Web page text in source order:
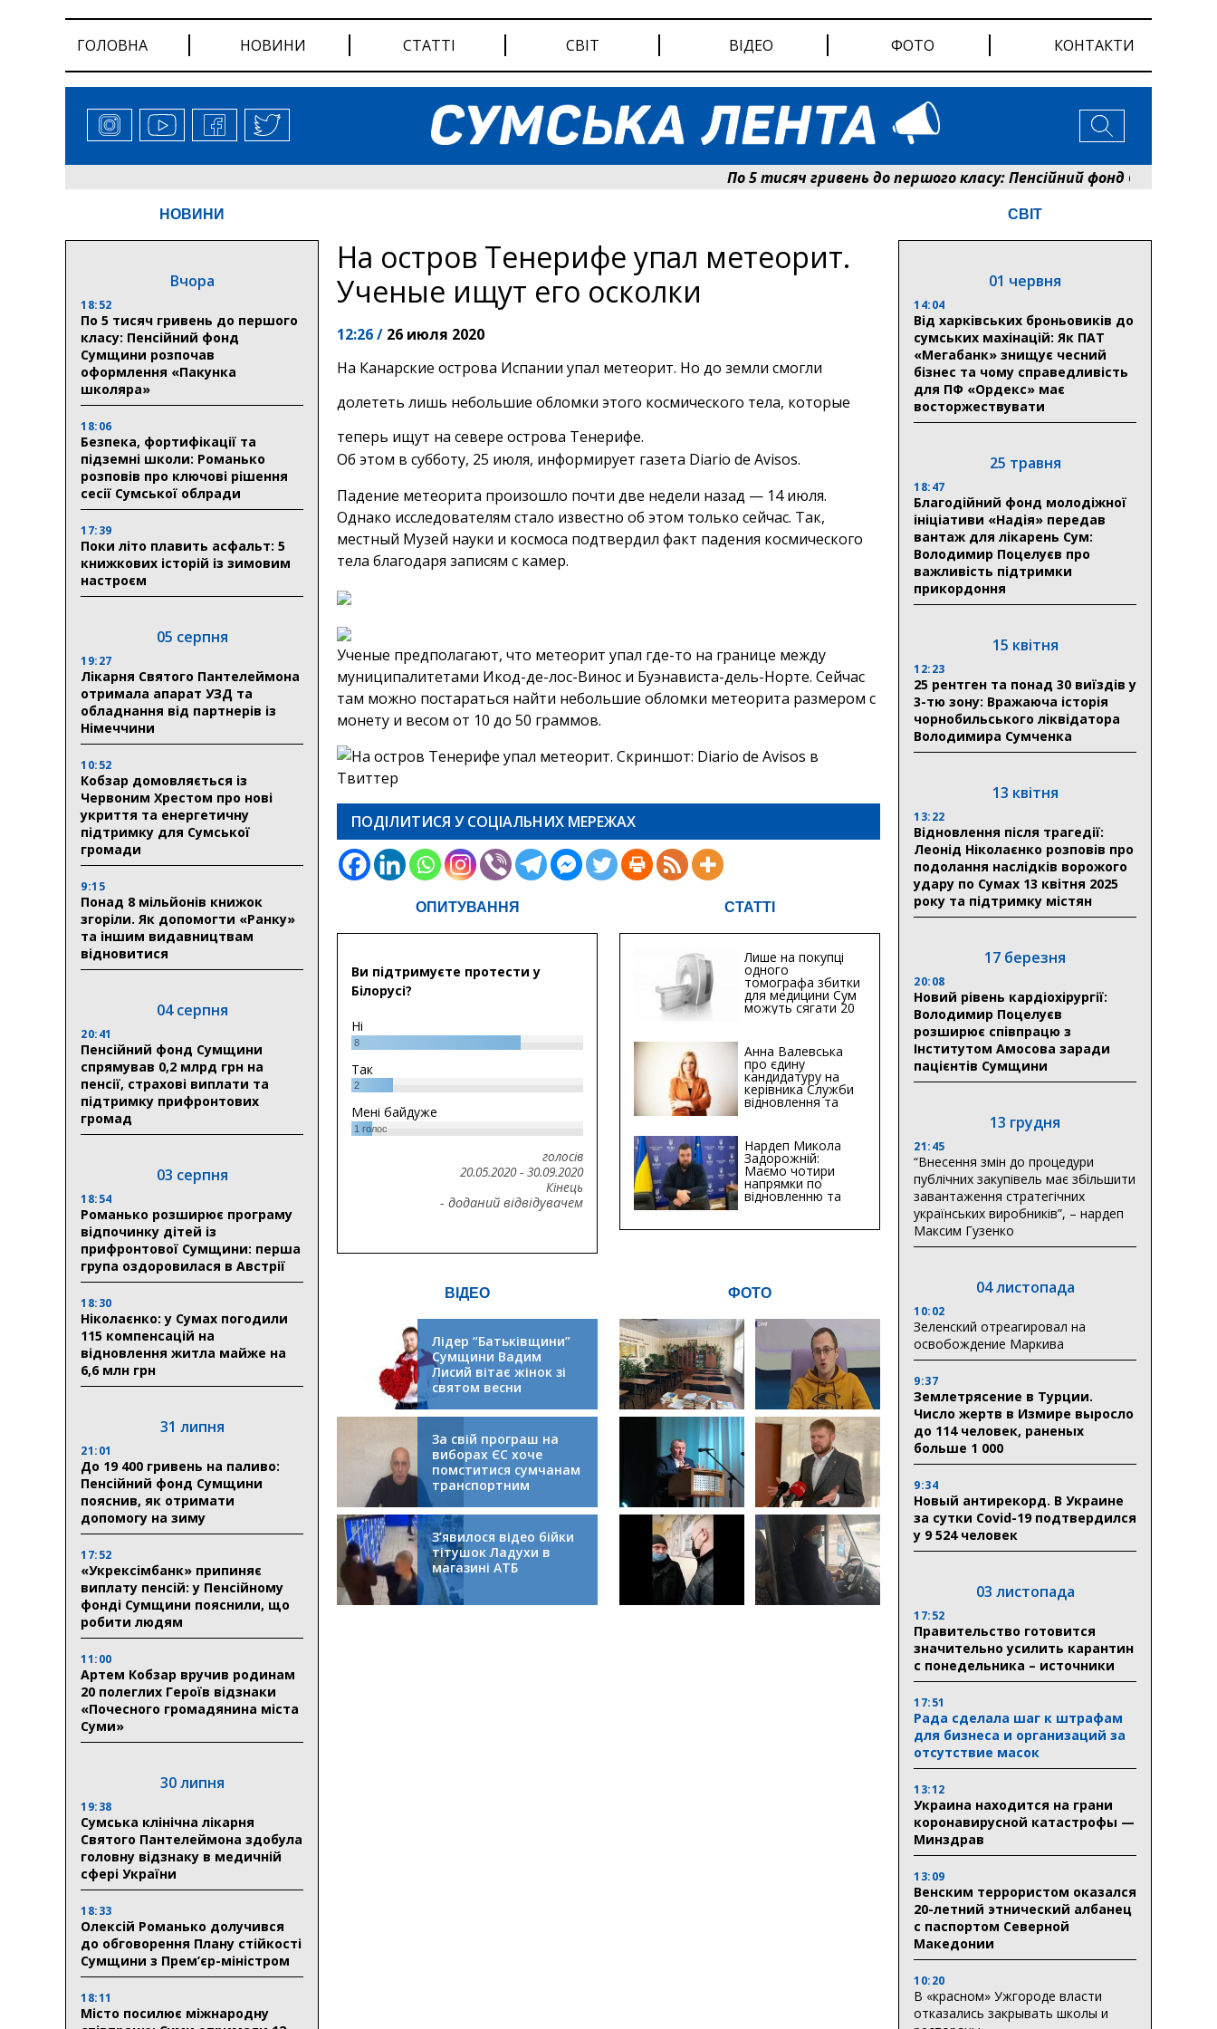
ГОЛОВНА НОВИНИ СТАТТІ СВІТ ВІДЕО ФОТО КОНТАКТИ
По 5 тисяч гривень до першого класу: Пенсійний фонд Сумщини
НОВИНИ
Вчора
18:52
По 5 тисяч гривень до першого
класу: Пенсійний фонд
Сумщини розпочав
оформлення «Пакунка
школяра»
18:06
Безпека, фортифікації та
підземні школи: Романько
розповів про ключові рішення
сесії Сумської облради
17:39
Поки літо плавить асфальт: 5
книжкових історій із зимовим
настроєм
05 серпня
19:27
Лікарня Святого Пантелеймона
отримала апарат УЗД та
обладнання від партнерів із
Німеччини
10:52
Кобзар домовляється із
Червоним Хрестом про нові
укриття та енергетичну
підтримку для Сумської
громади
9:15
Понад 8 мільйонів книжок
згоріли. Як допомогти «Ранку»
та іншим видавництвам
відновитися
04 серпня
20:41
Пенсійний фонд Сумщини
спрямував 0,2 млрд грн на
пенсії, страхові виплати та
підтримку прифронтових
громад
03 серпня
18:54
Романько розширює програму
відпочинку дітей із
прифронтової Сумщини: перша
група оздоровилася в Австрії
18:30
Ніколаєнко: у Сумах погодили
115 компенсацій на
відновлення житла майже на
6,6 млн грн
31 липня
21:01
До 19 400 гривень на паливо:
Пенсійний фонд Сумщини
пояснив, як отримати
допомогу на зиму
17:52
«Укрексімбанк» припиняє
виплату пенсій: у Пенсійному
фонді Сумщини пояснили, що
робити людям
11:00
Артем Кобзар вручив родинам
20 полеглих Героїв відзнаки
«Почесного громадянина міста
Суми»
30 липня
19:38
Сумська клінічна лікарня
Святого Пантелеймона здобула
головну відзнаку в медичній
сфері України
18:33
Олексій Романько долучився
до обговорення Плану стійкості
Сумщини з Прем’єр-міністром
18:11
Місто посилює міжнародну
На остров Тенерифе упал метеорит.
Ученые ищут его осколки
12:26 / 26 июля 2020
На Канарские острова Испании упал метеорит. Но до земли смогли
долететь лишь небольшие обломки этого космического тела, которые
теперь ищут на севере острова Тенерифе.
Об этом в субботу, 25 июля, информирует газета Diario de Avisos.
Падение метеорита произошло почти две недели назад — 14 июля.
Однако исследователям стало известно об этом только сейчас. Так,
местный Музей науки и космоса подтвердил факт падения космического
тела благодаря записям с камер.
Ученые предполагают, что метеорит упал где-то на границе между
муниципалитетами Икод-де-лос-Винос и Буэнависта-дель-Норте. Сейчас
там можно постараться найти небольшие обломки метеорита размером с
монету и весом от 10 до 50 граммов.
ПОДІЛИТИСЯ У СОЦІАЛЬНИХ МЕРЕЖАХ
ОПИТУВАННЯ
Ви підтримуєте протести у
Білорусі?
Ні
8
Так
2
Мені байдуже
1голос
голосів
20.05.2020- 30.09.2020
Кінець
- доданий відвідувачем
СТАТТІ
Лише на покупці
одного
томографа збитки
для медицини Сум
можуть сягати 20
мільйонів гривень
Анна Валевська
про єдину
кандидатуру на
керівника Служби
відновлення та
інфраструктури у
Хіба...
Нардеп Микола
Задорожній:
Маємо чотири
напрямки по
відновленню та
будівництву
інфраструктури
ВІДЕО
Лідер “Батьківщини”
Сумщини Вадим
Лисий вітає жінок зі
святом весни
За свій програш на
виборах ЄС хоче
помститися сумчанам
транспортним
колапсом
З’явилося відео бійки
тітушок Ладухи в
магазині АТБ
ФОТО
СВІТ
01 червня
14:04
Від харківських броньовиків до
сумських махінацій: Як ПАТ
«Мегабанк» знищує чесний
бізнес та чому справедливість
для ПФ «Ордекс» має
восторжествувати
25 травня
18:47
Благодійний фонд молодіжної
ініціативи «Надія» передав
вантаж для лікарень Сум:
Володимир Поцелуєв про
важливість підтримки
прикордоння
15 квітня
12:23
25 рентген та понад 30 виїздів у
3-тю зону: Вражаюча історія
чорнобильського ліквідатора
Володимира Сумченка
13 квітня
13:22
Відновлення після трагедії:
Леонід Ніколаєнко розповів про
подолання наслідків ворожого
удару по Сумах 13 квітня 2025
року та підтримку містян
17 березня
20:08
Новий рівень кардіохірургії:
Володимир Поцелуєв
розширює співпрацю з
Інститутом Амосова заради
пацієнтів Сумщини
13 грудня
21:45
“Внесення змін до процедури
публічних закупівель має збільшити
завантаження стратегічних
українських виробників”, – нардеп
Максим Гузенко
04 листопада
10:02
Зеленский отреагировал на
освобождение Маркива
9:37
Землетрясение в Турции.
Число жертв в Измире выросло
до 114 человек, раненых
больше 1 000
9:34
Новый антирекорд. В Украине
за сутки Covid-19 подтвердился
у 9 524 человек
03 листопада
17:52
Правительство готовится
значительно усилить карантин
с понедельника – источники
17:51
Рада сделала шаг к штрафам
для бизнеса и организаций за
отсутствие масок
13:12
Украина находится на грани
коронавирусной катастрофы —
Минздрав
13:09
Венским террористом оказался
20-летний этнический албанец
с паспортом Северной
Македонии
10:20
В «красном» Ужгороде власти
отказались закрывать школы и